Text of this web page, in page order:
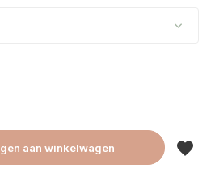
aan winkelwagen